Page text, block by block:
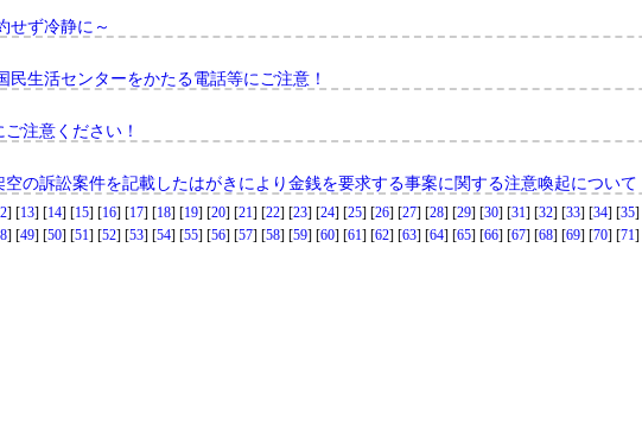
せず冷静に～
民生活センターをかたる電話等にご注意！
注意ください！
の訴訟案件を記載したはがきにより金銭を要求する事案に関する注意喚起について
] [13] [14] [15] [16] [17] [18] [19] [20] [21] [22] [23] [24] [25] [26] [27] [28] [29] [30] [31] [32] [33] [34] [35]
] [49] [50] [51] [52] [53] [54] [55] [56] [57] [58] [59] [60] [61] [62] [63] [64] [65] [66] [67] [68] [69] [70] [71]